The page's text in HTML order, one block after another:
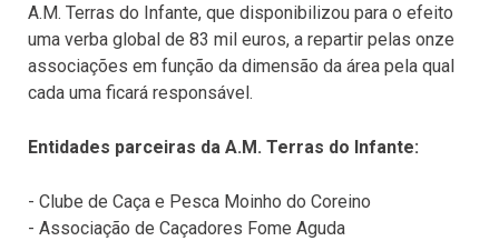
A.M. Terras do Infante, que disponibilizou para o efeito
uma verba global de 83 mil euros, a repartir pelas onze
associações em função da dimensão da área pela qual
cada uma ficará responsável.
Entidades parceiras da A.M. Terras do Infante:
- Clube de Caça e Pesca Moinho do Coreino
- Associação de Caçadores Fome Aguda